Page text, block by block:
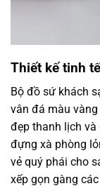
Thiết kế tinh
Bộ đồ sứ khách
vân đá màu
đẹp thanh lịch
đựng xà phòng
vẻ quý phái cho
xếp gọn gàng